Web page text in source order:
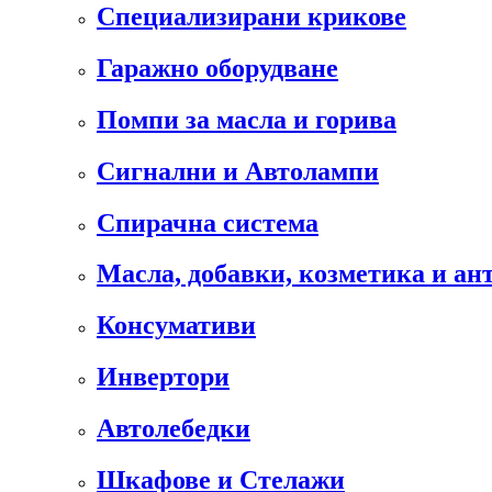
Специализирани крикове
Гаражно оборудване
Помпи за масла и горива
Сигнални и Автолампи
Спирачна система
Масла, добавки, козметика и
Консумативи
Инвертори
Автолебедки
Шкафове и Стелажи